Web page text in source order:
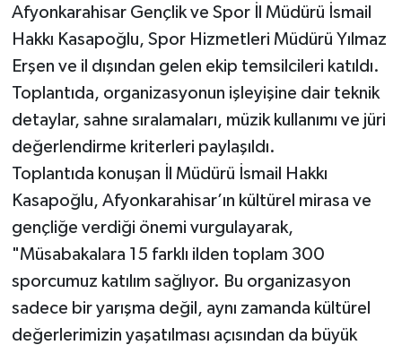
Afyonkarahisar Gençlik ve Spor İl Müdürü İsmail
Hakkı Kasapoğlu, Spor Hizmetleri Müdürü Yılmaz
Erşen ve il dışından gelen ekip temsilcileri katıldı.
Toplantıda, organizasyonun işleyişine dair teknik
detaylar, sahne sıralamaları, müzik kullanımı ve jüri
değerlendirme kriterleri paylaşıldı.
Toplantıda konuşan İl Müdürü İsmail Hakkı
Kasapoğlu, Afyonkarahisar’ın kültürel mirasa ve
gençliğe verdiği önemi vurgulayarak,
"Müsabakalara 15 farklı ilden toplam 300
sporcumuz katılım sağlıyor. Bu organizasyon
sadece bir yarışma değil, aynı zamanda kültürel
değerlerimizin yaşatılması açısından da büyük